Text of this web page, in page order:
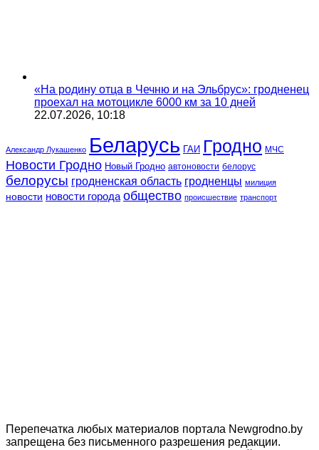
«На родину отца в Чечню и на Эльбрус»: гродненец
проехал на мотоцикле 6000 км за 10 дней
22.07.2026, 10:18
Александр Лукашенко Беларусь ГАИ Гродно МЧС
Новости Гродно Новый Гродно автоновости белорус
белорусы гродненская область гродненцы милиция
новости новости города общество происшествие транспорт
Перепечатка любых материалов портала Newgrodno.by
запрещена без письменного разрешения редакции.